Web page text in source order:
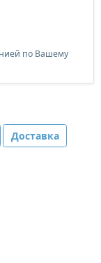
по Вашему
Доставка